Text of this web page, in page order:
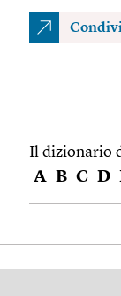
Il dizionario
A B C D